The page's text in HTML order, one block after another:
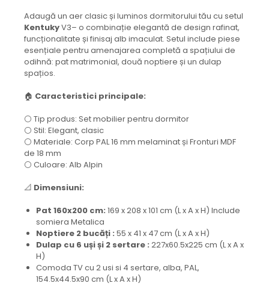
Adaugă un aer clasic și luminos dormitorului tău cu setul
KentukyV3– o combinație elegantă de design rafinat,
funcționalitate și finisaj alb imaculat. Setul include piese
esențiale pentru amenajarea completă a spațiului de
odihnă: pat matrimonial, două noptiere și un dulap
spațios.
🏠 Caracteristici principale:
⚪ Tip produs: Set mobilier pentru dormitor
⚪ Stil: Elegant, clasic
⚪ Materiale: Corp PAL 16 mm melaminat și Fronturi MDF
de 18 mm
⚪ Culoare: Alb Alpin
📐 Dimensiuni:
Pat 160x200 cm: 169 x 208 x 101 cm (L x A x H) Include
somiera Metalica
Noptiere 2 bucăți : 55 x 41 x 47 cm (L x A x H)
Dulap cu 6 uși și 2 sertare : 227x60.5x225 cm (L x A x
H)
Comoda TV cu 2 usi si 4 sertare, alba, PAL,
154.5x44.5x90 cm (L x A x H)